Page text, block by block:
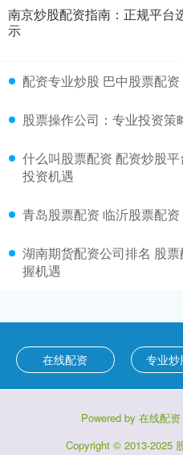
南京炒股配资指南：正规平台
示
配资专业炒股 巴中股票配
股票操作公司：专业投资策
什么叫股票配资 配资炒股
投资机遇
青岛股票配资 临沂股票配
湖南期货配资公司排名 股
握机遇
在线配资 专业炒
Powered by 在线配资
Copyright © 2013-2025